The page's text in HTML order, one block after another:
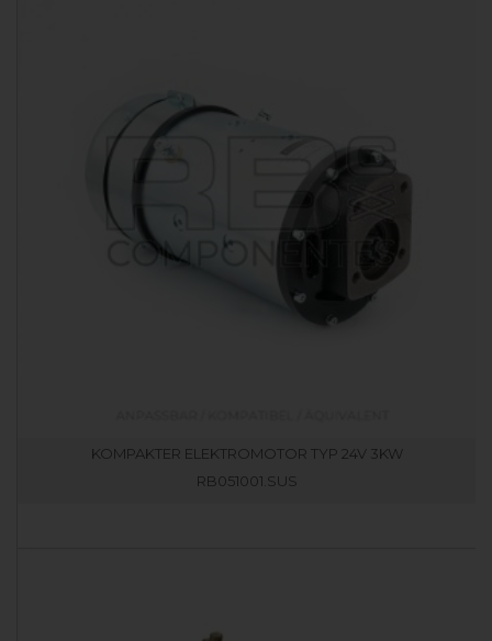
KOMPAKTER ELEKTROMOTOR TYP 24V 3KW
RB051001.SUS